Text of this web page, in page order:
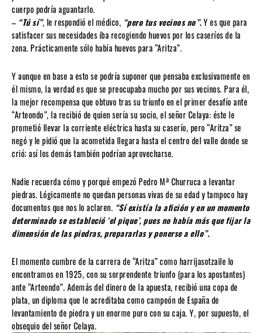
cuerpo podría aguantarlo.
– “Tú sí”, le respondió el médico, “pero tus vecinos no”.Y es que para
satisfacer sus necesidades iba recogiendo huevos por los caseríos de la
zona. Prácticamente sólo había huevos para “Aritza”.
Y aunque en base a esto se podría suponer que pensaba exclusivamente en
él mismo, la verdad es que se preocupaba mucho por sus vecinos. Para él,
la mejor recompensa que obtuvo tras su triunfo en el primer desafío ante
“Arteondo”, la recibió de quien sería su socio, el señor Celaya: éste le
prometió llevar la corriente eléctrica hasta su caserío, pero “Aritza” se
negó y le pidió que la acometida llegara hasta el centro del valle donde se
crió; así los demás también podrían aprovecharse.
Nadie recuerda cómo y porqué empezó Pedro Mª Churruca a levantar
piedras. Lógicamente no quedan personas vivas de su edad y tampoco hay
documentos que nos lo aclaren. “Sí existía la afición y en un momento
determinado se estableció ‘el pique’, pues no había más que fijar la
dimensión de las piedras, prepararlas y ponerse a ello”.
El momento cumbre de la carrera de “Aritza” como harrijasotzaile lo
encontramos en 1925, con su sorprendente triunfo (para los apostantes)
ante “Arteondo”. Además del dinero de la apuesta, recibió una copa de
plata, un diploma que le acreditaba como campeón de España de
levantamiento de piedra y un enorme puro con su caja. Y, por supuesto, el
obsequio del señor Celaya.